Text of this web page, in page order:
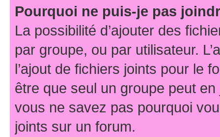
Pourquoi ne puis-je pas
La possibilité d’ajouter des
par groupe, ou par utilisateur.
l’ajout de fichiers joints pour le
être que seul un groupe peut
vous ne savez pas pourquoi
joints sur un forum.